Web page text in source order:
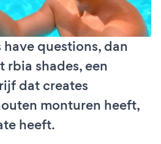
questions, dan
rbia shades, een
dat creates
monturen heeft,
heeft.